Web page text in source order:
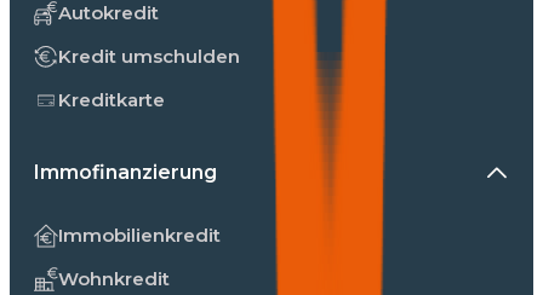
Autokredit
Kredit umschulden
Kreditkarte
Immofinanzierung
Immobilienkredit
Wohnkredit